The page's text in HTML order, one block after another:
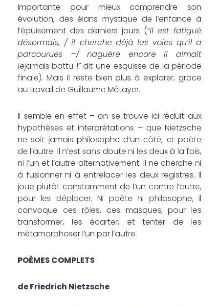
importante pour mieux comprendre son
évolution, des élans mystique de l’enfance à
l’épuisement des derniers jours (“il est fatigué
désormais, / il cherche déjà les voies qu’il a
parcourues –/ naguère encore il aimait
lejamais battu !” dit une esquisse de la période
finale). Mais il reste bien plus à explorer, grace
au travail de Guillaume Métayer.
Il semble en effet – on se trouve ici réduit aux
hypothèses et interprétations – que Nietzsche
ne soit jamais philosophe d’un côté, et poète
de l’autre. Il n’est sans doute ni les deux à la fois,
ni l’un et l’autre alternativement. Il ne cherche ni
à fusionner ni à entrelacer les deux registres. Il
joue plutôt constamment de l’un contre l’autre,
pour les déplacer. Ni poète ni philosophe, il
convoque ces rôles, ces masques, pour les
transformer, les écarter, et tenter de les
métamorphoser l’un par l’autre.
POÈMES COMPLETS
de Friedrich Nietzsche